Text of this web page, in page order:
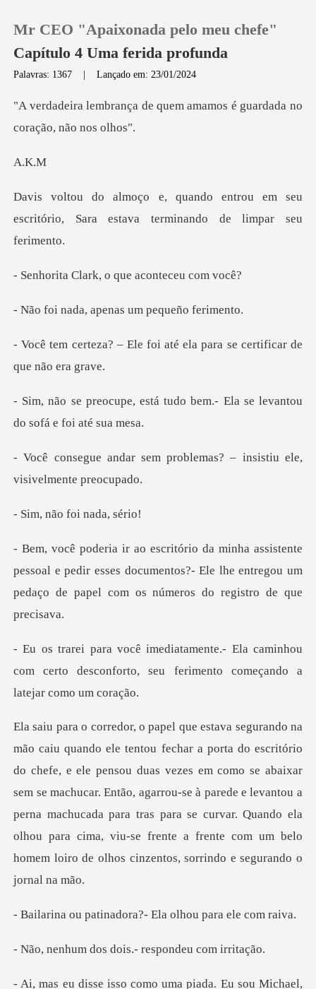
0
Sair
Baixar App
Mr CEO "Apaixonada pelo meu chefe"
Capítulo 4 Uma ferida profunda
Palavras: 1367 |Lançado em: 23/01/2024
e quem amamos é guardada
.
trou em seu
escritório, Sara estava
ark, o que aco
, apenas um pe
foi até ela para se certif
á tudo bem.- Ela se levanto
problemas? – insistiu el
o foi nad
pessoal e pedir esses documentos?- Ele lhe entregou um
pe
la caminhou
com certo desconforto, seu fer
nsou duas vezes em como se abaixar
sem se machucar. Então, agarrou-se à parede e levantou a
perna machucada para tras para se curvar
nadora?- Ela olhou
s dois.- respond